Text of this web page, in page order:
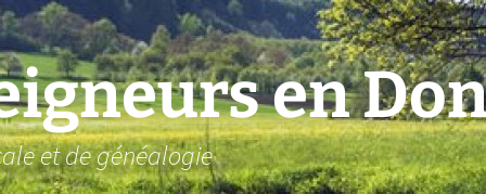
en
et de généalogie